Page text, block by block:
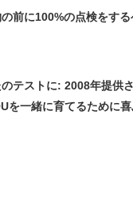
前に100%の点検をする
テストに: 2008年提供さ
一緒に育てるために喜